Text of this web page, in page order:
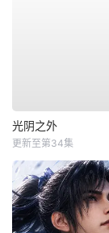
光阴之外
更新至第34集